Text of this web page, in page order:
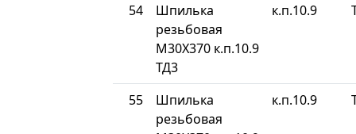
54
Шпилька
резьбовая
М30Х370 к.п.10.9
ТД3
к.п.10.9
55
Шпилька
резьбовая
к.п.10.9